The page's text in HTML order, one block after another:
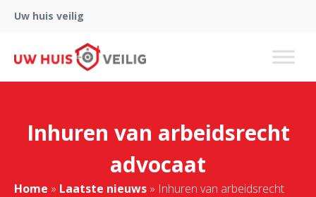
Uw huis veilig
Inhuren van arbeidsrecht
advocaat
Home » Laatste nieuws » Inhuren van arbeidsrecht